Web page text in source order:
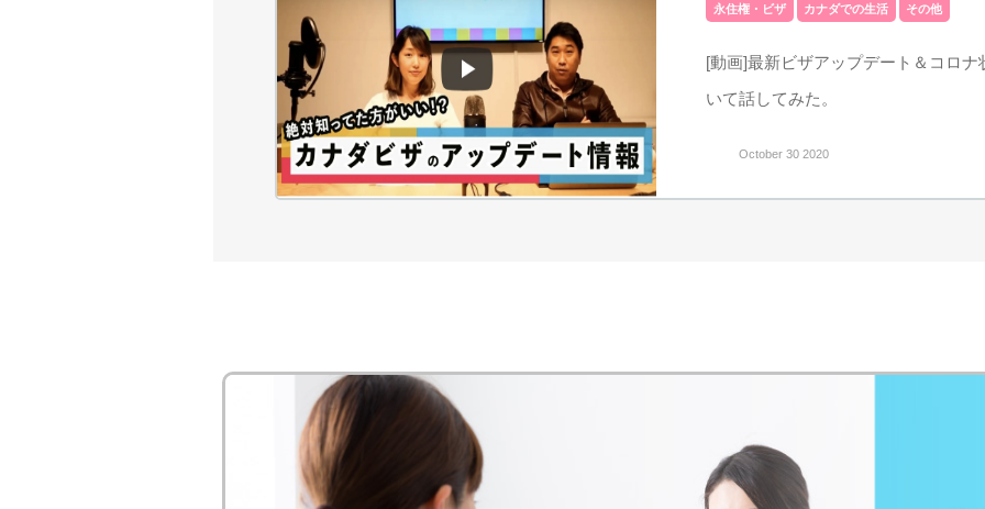
永住権・ビザ カナダでの生活 その他
[動画]最新ビザアップデート＆コロナ
いて話してみた。
October 30 2020